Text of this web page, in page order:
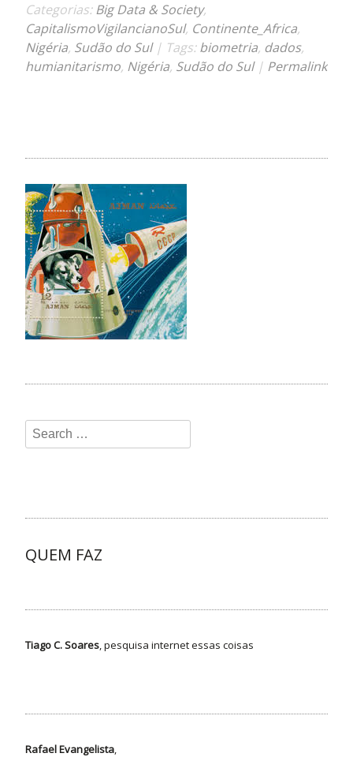
Categorias:Big Data & Society,
CapitalismoVigilancianoSul, Continente_Africa,
Nigéria, Sudão do Sul | Tags:biometria, dados,
humianitarismo, Nigéria, Sudão do Sul | Permalink
QUEM FAZ
Tiago C. Soares, pesquisa internet essas coisas
Rafael Evangelista,